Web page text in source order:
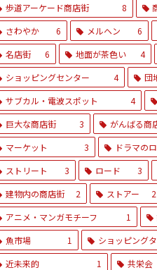
歩道アーケード商店街
8
さわやか
6 メルヘン 6
名店街
6 地面が茶色い 4
ショッピングセンター
4 団
サブカル・電波スポット
4
巨大な商店街
3 がんばる商
マーケット
3 ドラマの
ストリート
3 ロード 3
建物内の商店街
2 ストアー 2
アニメ・マンガモチーフ
1
魚市場
1 ショッピング
近未来的
1 共栄会